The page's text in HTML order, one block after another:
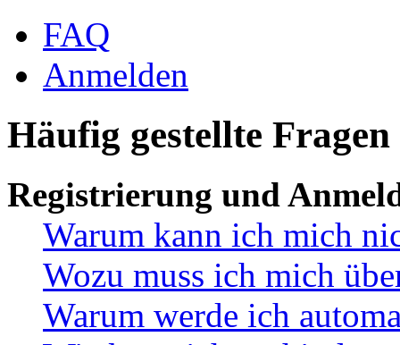
FAQ
Anmelden
Häufig gestellte Fragen
Registrierung und
Warum kann ich mich
Wozu muss ich mich
Warum werde ich